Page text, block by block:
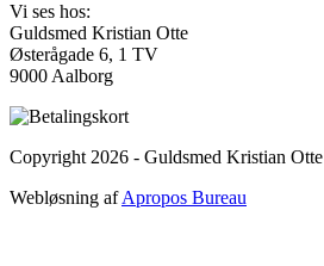
Vi ses hos:
Guldsmed Kristian Otte
Østerågade 6, 1 TV
9000 Aalborg
Copyright 2026 - Guldsmed Kristian Otte
Webløsning afApropos Bureau